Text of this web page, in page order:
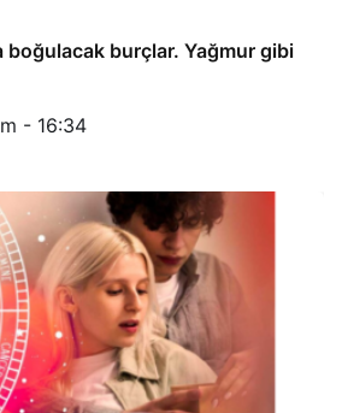
boğulacak burçlar. Yağmur gibi
- 16:34